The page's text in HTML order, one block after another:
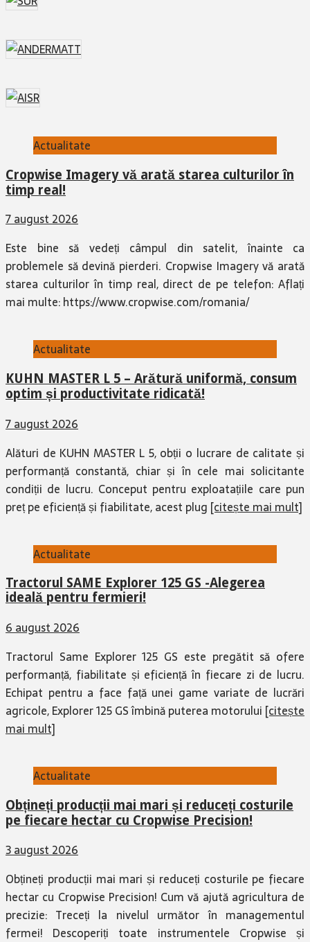
Actualitate
Cropwise Imagery vă arată starea culturilor în
timp real!
7 august 2026
Este bine să vedeți câmpul din satelit, înainte ca
problemele să devină pierderi. Cropwise Imagery vă arată
starea culturilor în timp real, direct de pe telefon: Aflați
mai multe: https://www.cropwise.com/romania/
Actualitate
KUHN MASTER L 5 – Arătură uniformă, consum
optim și productivitate ridicată!
7 august 2026
Alături de KUHN MASTER L 5, obții o lucrare de calitate și
performanță constantă, chiar și în cele mai solicitante
condiții de lucru. Conceput pentru exploatațiile care pun
preț pe eficiență și fiabilitate, acest plug [citește mai mult]
Actualitate
Tractorul SAME Explorer 125 GS -Alegerea
ideală pentru fermieri!
6 august 2026
Tractorul Same Explorer 125 GS este pregătit să ofere
performanță, fiabilitate și eficiență în fiecare zi de lucru.
Echipat pentru a face față unei game variate de lucrări
agricole, Explorer 125 GS îmbină puterea motorului [citește
mai mult]
Actualitate
Obțineți producții mai mari și reduceți costurile
pe fiecare hectar cu Cropwise Precision!
3 august 2026
Obțineți producții mai mari și reduceți costurile pe fiecare
hectar cu Cropwise Precision! Cum vă ajută agricultura de
precizie: Treceți la nivelul următor în managementul
fermei! Descoperiți toate instrumentele Cropwise și